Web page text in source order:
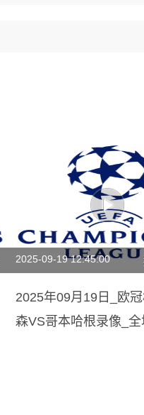
2025-09-19 12:45:00
2025年09月19日_欧
森VS哥本哈根录像_